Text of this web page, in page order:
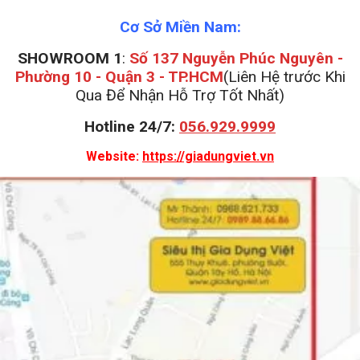
Cơ Sở Miền Nam:
SHOWROOM 1: Số 137 Nguyễn Phúc Nguyên -
Phường 10 - Quận 3 - TP.HCM(Liên Hệ trước Khi
Qua Để Nhận Hỗ Trợ Tốt Nhất)
Hotline 24/7: 056.929.9999
Website: https://giadungviet.vn